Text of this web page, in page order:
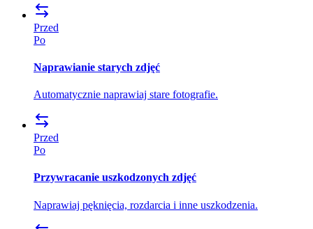
Przed
Po
Naprawianie starych zdjęć
Automatycznie naprawiaj stare fotografie.
Przed
Po
Przywracanie uszkodzonych zdjęć
Naprawiaj pęknięcia, rozdarcia i inne uszkodzenia.